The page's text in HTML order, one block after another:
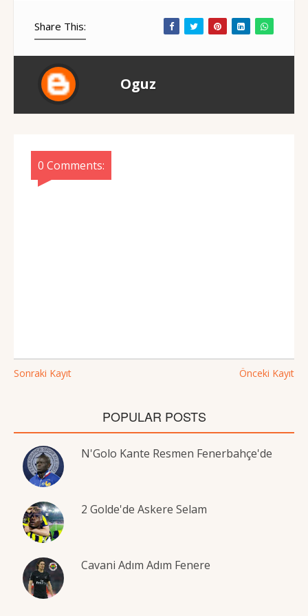
Share This:
Oguz
0 Comments:
Sonraki Kayıt Önceki Kayıt
POPULAR POSTS
N'Golo Kante Resmen Fenerbahçe'de
2 Golde'de Askere Selam
Cavani Adım Adım Fenere